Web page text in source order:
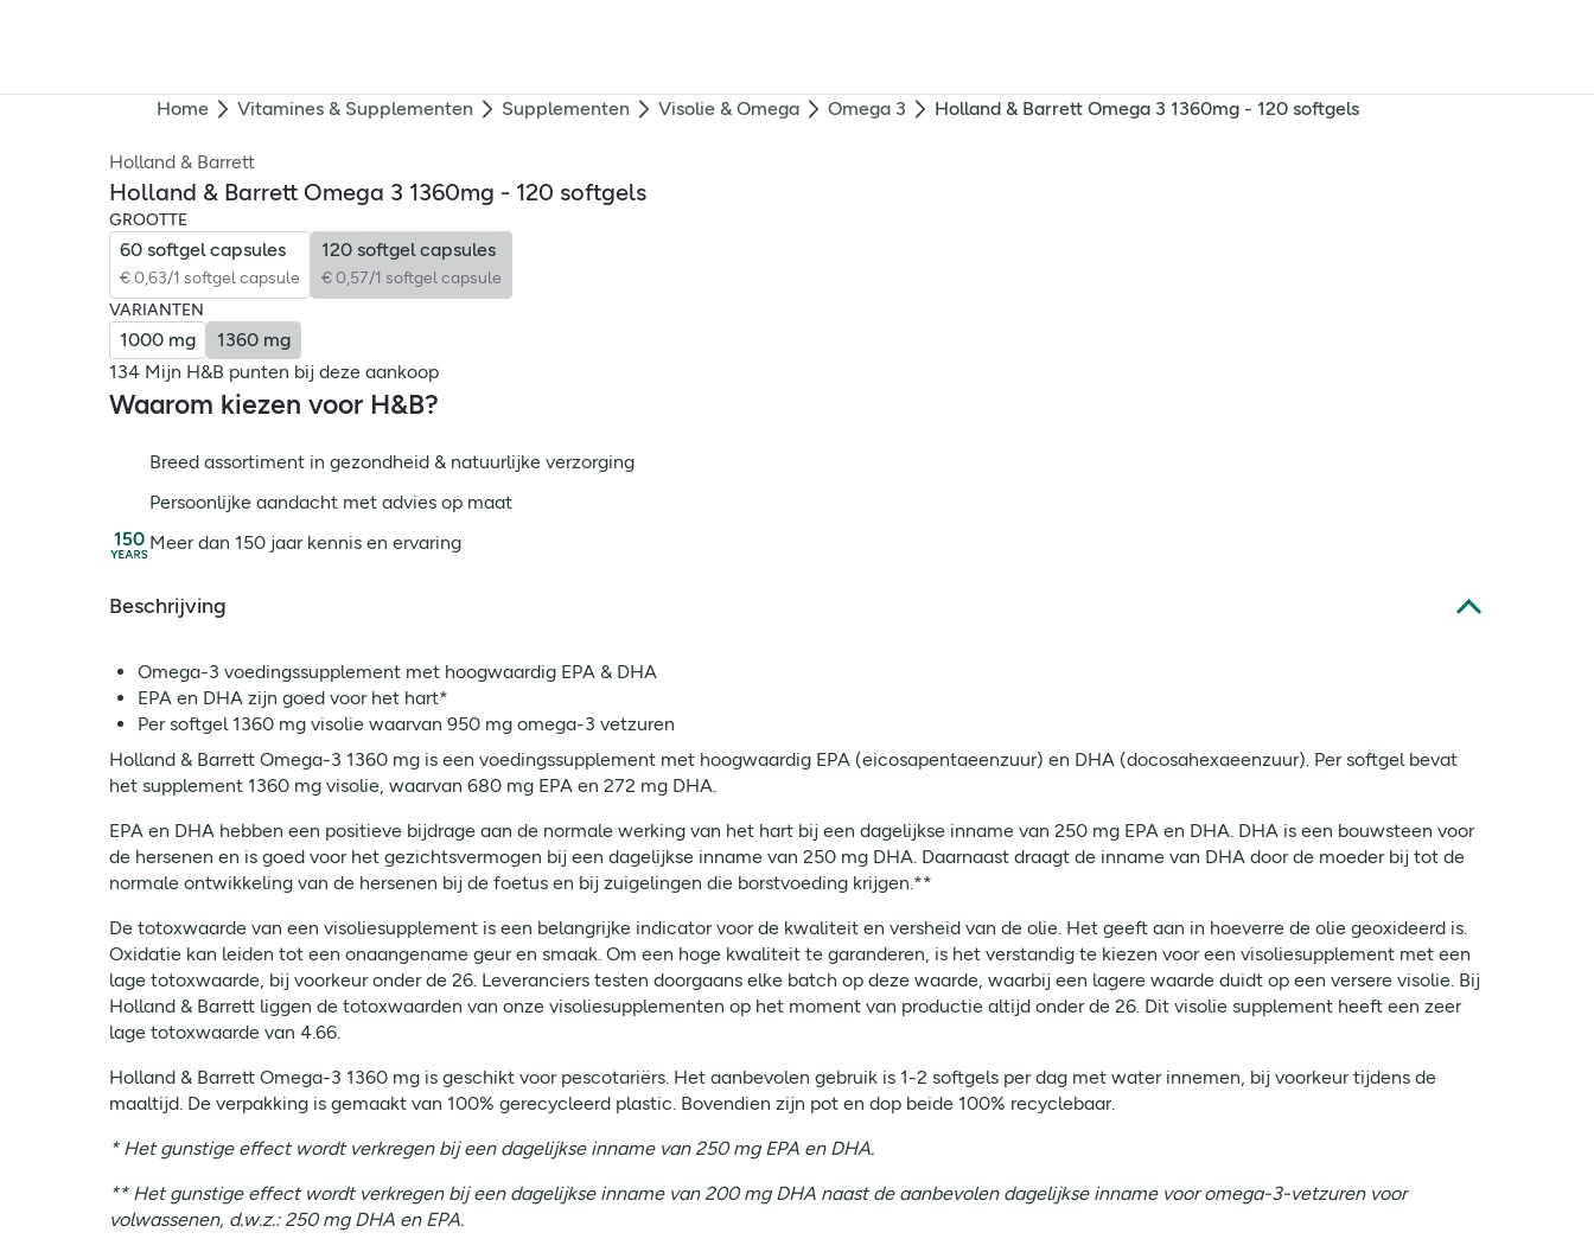
Home Vitamines & Supplementen Supplementen Visolie & Omega Omega 3 Holland & Barrett Omega 3 1360mg - 120 softgels
Holland & Barrett
Holland & Barrett Omega 3 1360mg - 120 softgels
GROOTTE
60 softgel capsules
€ 0,63/1 softgel capsule
120 softgel capsules
€ 0,57/1 softgel capsule
VARIANTEN
1000 mg
1360 mg
134 Mijn H&B punten bij deze aankoop
Waarom kiezen voor H&B?
Breed assortiment in gezondheid & natuurlijke verzorging
Persoonlijke aandacht met advies op maat
Meer dan 150 jaar kennis en ervaring
Beschrijving
Omega-3 voedingssupplement met hoogwaardig EPA & DHA
EPA en DHA zijn goed voor het hart*
Per softgel 1360 mg visolie waarvan 950 mg omega-3 vetzuren
Holland & Barrett Omega-3 1360 mg is een voedingssupplement met hoogwaardig EPA (eicosapentaeenzuur) en DHA (docosahexaeenzuur). Per softgel bevat
het supplement 1360 mg visolie, waarvan 680 mg EPA en 272 mg DHA.
EPA en DHA hebben een positieve bijdrage aan de normale werking van het hart bij een dagelijkse inname van 250 mg EPA en DHA. DHA is een bouwsteen voor
de hersenen en is goed voor het gezichtsvermogen bij een dagelijkse inname van 250 mg DHA. Daarnaast draagt de inname van DHA door de moeder bij tot de
normale ontwikkeling van de hersenen bij de foetus en bij zuigelingen die borstvoeding krijgen.**
De totoxwaarde van een visoliesupplement is een belangrijke indicator voor de kwaliteit en versheid van de olie. Het geeft aan in hoeverre de olie geoxideerd is.
Oxidatie kan leiden tot een onaangename geur en smaak. Om een hoge kwaliteit te garanderen, is het verstandig te kiezen voor een visoliesupplement met een
lage totoxwaarde, bij voorkeur onder de 26. Leveranciers testen doorgaans elke batch op deze waarde, waarbij een lagere waarde duidt op een versere visolie. Bij
Holland & Barrett liggen de totoxwaarden van onze visoliesupplementen op het moment van productie altijd onder de 26. Dit visolie supplement heeft een zeer
lage totoxwaarde van 4.66.
Holland & Barrett Omega-3 1360 mg is geschikt voor pescotariërs. Het aanbevolen gebruik is 1-2 softgels per dag met water innemen, bij voorkeur tijdens de
maaltijd. De verpakking is gemaakt van 100% gerecycleerd plastic. Bovendien zijn pot en dop beide 100% recyclebaar.
* Het gunstige effect wordt verkregen bij een dagelijkse inname van 250 mg EPA en DHA.
** Het gunstige effect wordt verkregen bij een dagelijkse inname van 200 mg DHA naast de aanbevolen dagelijkse inname voor omega-3-vetzuren voor
volwassenen, d.w.z.: 250 mg DHA en EPA.